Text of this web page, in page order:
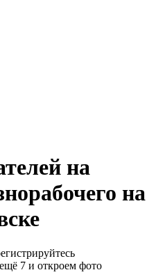
на
на
7 и откроем фото